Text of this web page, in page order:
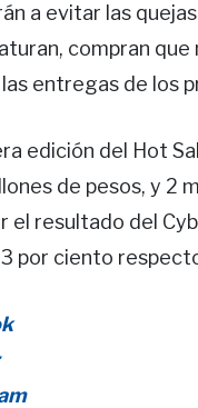
a evitar las
compran
entregas de los
edición del Hot
de pesos, y 2
el resultado del
por ciento